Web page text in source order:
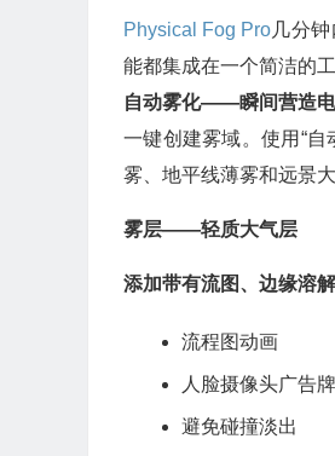
Physical Fog Pro几分
能都集成在一个简洁的
自动雾化——瞬间营造
一键创建雾域。使用“
雾、地平线薄雾和远景大
雾层——轻质大气层
添加带有流图、边缘溶
流程图动画
人脸摄像头广告
避免碰撞淡出